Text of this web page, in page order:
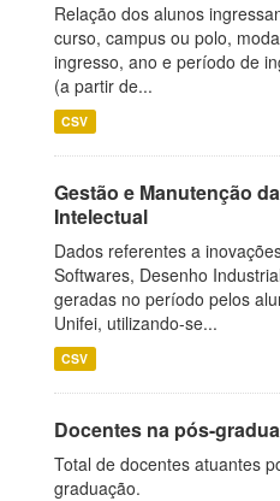
Relação dos alunos
curso, campus ou polo,
ingresso, ano e período de
(a partir de...
CSV
Gestão e Manutenção
Intelectual
Dados referentes a
Softwares, Desenho
geradas no período pelos
Unifei, utilizando-se...
CSV
Docentes na pós-
Total de docentes atuantes
graduação.